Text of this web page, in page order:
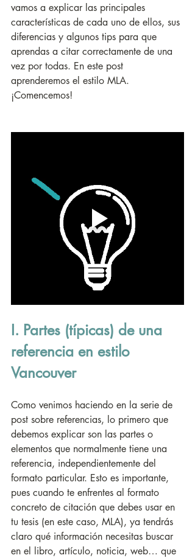
vamos a explicar las principales
características de cada uno de ellos, sus
diferencias y algunos tips para que
aprendas a citar correctamente de una
vez por todas. En este post
aprenderemos el estilo MLA.
¡Comencemos!
I. Partes (típicas) de una
referencia en estilo
Vancouver
Como venimos haciendo en la serie de
post sobre referencias, lo primero que
debemos explicar son las partes o
elementos que normalmente tiene una
referencia, independientemente del
formato particular. Esto es importante,
pues cuando te enfrentes al formato
concreto de citación que debes usar en
tu tesis (en este caso, MLA), ya tendrás
claro qué información necesitas buscar
en el libro, artículo, noticia, web… que